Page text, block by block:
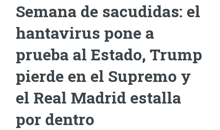
Semana de sacudidas: el
hantavirus pone a
prueba al Estado, Trump
pierde en el Supremo y
el Real Madrid estalla
por dentro